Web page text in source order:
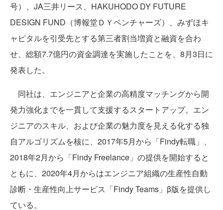
号）、JA三井リース、HAKUHODO DY FUTURE
DESIGN FUND（博報堂ＤＹベンチャーズ）、みずほキ
ャピタルを引受先とする第三者割当増資と融資を合わ
せ、総額7.7億円の資金調達を実施したことを、8月3日に
発表した。
同社は、エンジニアと企業の高精度マッチングから開
発力強化までを一貫して支援するスタートアップ。エン
ジニアのスキル、および企業の魅力度を見える化する独
自アルゴリズムを核に、2017年5月から「Findy転職」、
2018年2月から「Findy Freelance」の提供を開始すると
ともに、2020年4月からはエンジニア組織の生産性自動
診断・生産性向上サービス「Findy Teams」β版を提供し
ている。